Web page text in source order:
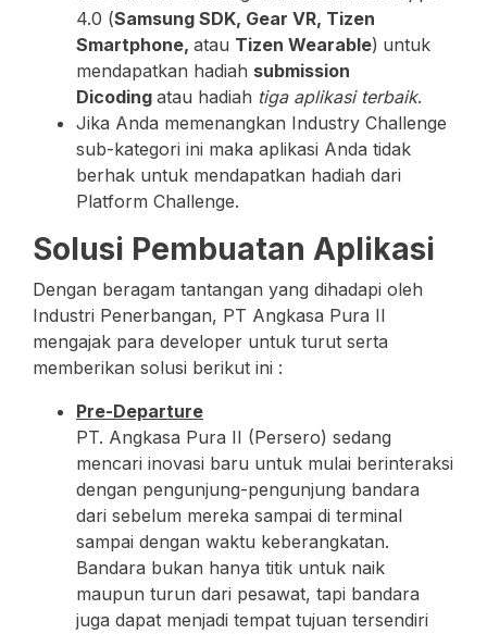
4.0 (Samsung SDK, Gear VR, Tizen
Smartphone, atau Tizen Wearable) untuk
mendapatkan hadiah submission
Dicoding atau hadiah tiga aplikasi terbaik.
Jika Anda memenangkan Industry Challenge
sub-kategori ini maka aplikasi Anda tidak
berhak untuk mendapatkan hadiah dari
Platform Challenge.
Solusi Pembuatan Aplikasi
Dengan beragam tantangan yang dihadapi oleh
Industri Penerbangan, PT Angkasa Pura II
mengajak para developer untuk turut serta
memberikan solusi berikut ini :
Pre-Departure
PT. Angkasa Pura II (Persero) sedang
mencari inovasi baru untuk mulai berinteraksi
dengan pengunjung-pengunjung bandara
dari sebelum mereka sampai di terminal
sampai dengan waktu keberangkatan.
Bandara bukan hanya titik untuk naik
maupun turun dari pesawat, tapi bandara
juga dapat menjadi tempat tujuan tersendiri